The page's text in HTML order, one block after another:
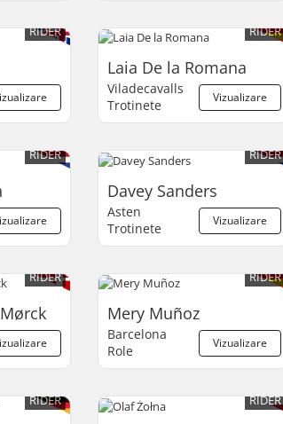
RIDER RIDER
Laia De la Romana
Vizualizare
Viladecavalls
Trotinete
RIDER RIDER
Davey Sanders
Vizualizare
Asten
Trotinete
RIDER RIDER
Mery Muñoz
Vizualizare
Barcelona
Role
RIDER RIDER